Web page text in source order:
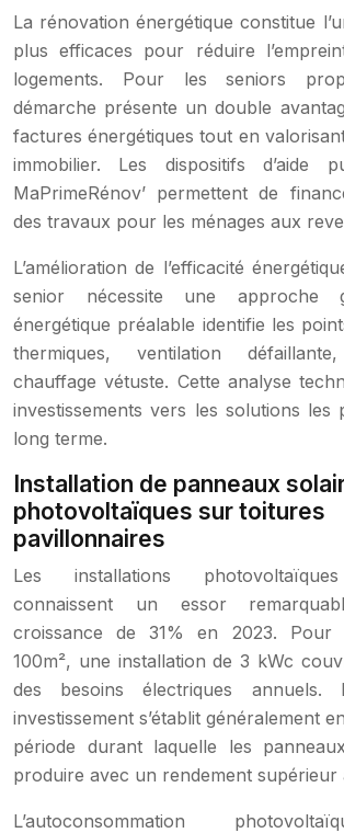
La rénovation énergétique constitue
plus efficaces pour réduire
logements. Pour les seniors
démarche présente un double
factures énergétiques tout en
immobilier. Les dispositifs d’aide
MaPrimeRénov’ permettent de
des travaux pour les ménages aux
L’amélioration de l’efficacité
senior nécessite une approche
énergétique préalable identifie les
thermiques, ventilation
chauffage vétuste. Cette analyse
investissements vers les solutions les
long terme.
Installation de panneaux
photovoltaïques sur toitures
pavillonnaires
Les installations
connaissent un essor
croissance de 31% en 2023.
100m², une installation de 3 kWc
des besoins électriques
investissement s’établit généralement
période durant laquelle les
produire avec un rendement supérieur
L’autoconsommation